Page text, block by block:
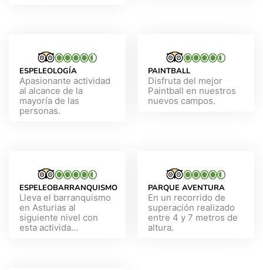
ESPELEOLOGÍA
Apasionante actividad
al alcance de la
mayoría de las
personas.
PAINTBALL
Disfruta del mejor
Paintball en nuestros
nuevos campos.
ESPELEOBARRANQUISMO
Lleva el barranquismo
en Asturias al
siguiente nivel con
esta activida...
PARQUE AVENTURA
En un recorrido de
superación realizado
entre 4 y 7 metros de
altura.